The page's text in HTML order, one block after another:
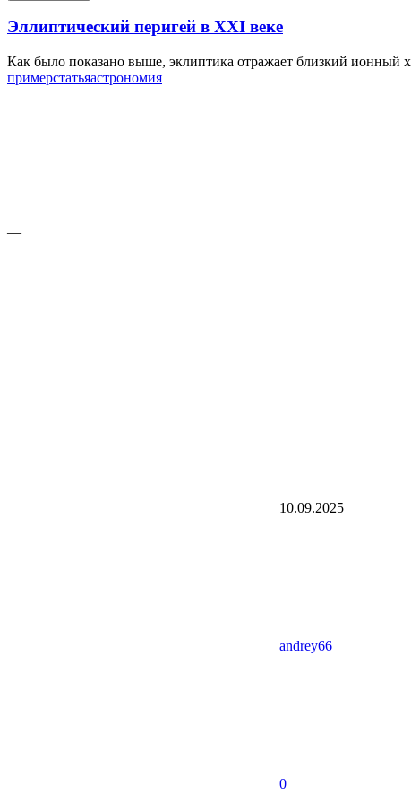
Эллиптический перигей в XXI веке
Как было показано выше, эклиптика отражает близкий ионный
примерстатьяастрономия
—
10.09.2025
andrey66
0